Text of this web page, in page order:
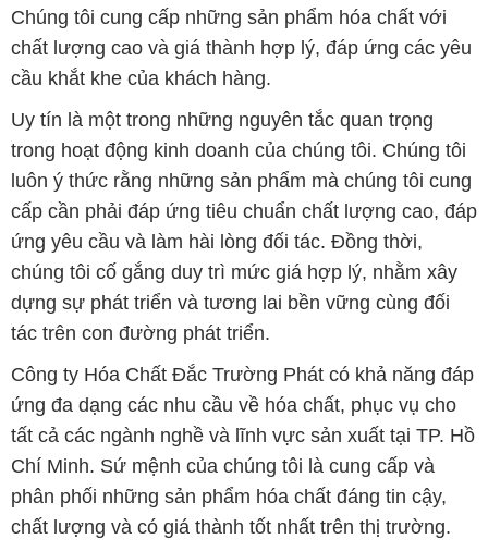
Chúng tôi cung cấp những sản phẩm hóa chất với
chất lượng cao và giá thành hợp lý, đáp ứng các yêu
cầu khắt khe của khách hàng.
Uy tín là một trong những nguyên tắc quan trọng
trong hoạt động kinh doanh của chúng tôi. Chúng tôi
luôn ý thức rằng những sản phẩm mà chúng tôi cung
cấp cần phải đáp ứng tiêu chuẩn chất lượng cao, đáp
ứng yêu cầu và làm hài lòng đối tác. Đồng thời,
chúng tôi cố gắng duy trì mức giá hợp lý, nhằm xây
dựng sự phát triển và tương lai bền vững cùng đối
tác trên con đường phát triển.
Công ty Hóa Chất Đắc Trường Phát có khả năng đáp
ứng đa dạng các nhu cầu về hóa chất, phục vụ cho
tất cả các ngành nghề và lĩnh vực sản xuất tại TP. Hồ
Chí Minh. Sứ mệnh của chúng tôi là cung cấp và
phân phối những sản phẩm hóa chất đáng tin cậy,
chất lượng và có giá thành tốt nhất trên thị trường.